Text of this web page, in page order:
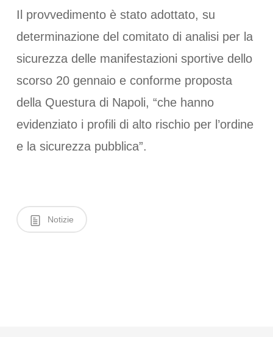
Il provvedimento è stato adottato, su
determinazione del comitato di analisi per la
sicurezza delle manifestazioni sportive dello
scorso 20 gennaio e conforme proposta
della Questura di Napoli, “che hanno
evidenziato i profili di alto rischio per l’ordine
e la sicurezza pubblica”.
Notizie